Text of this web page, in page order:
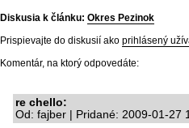
Diskusia k článku: Okres Pezinok
Prispievajte do diskusií ako prihlásený
Komentár, na ktorý odpovedáte:
re chello:
Od: fajber | Pridané: 2009-01-27